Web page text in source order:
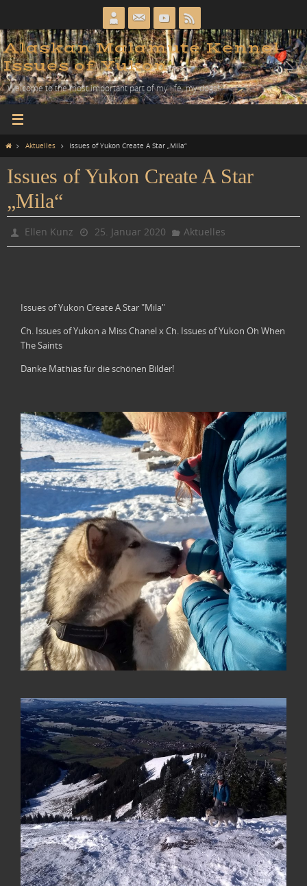
springen
Alaskan Malamute Kennel
Issues of Yukon
Welcome to the most important part of my life, my dogs!
HomeAktuelles Issues of Yukon Create A Star „Mila“
Issues of Yukon Create A Star
„Mila“
Ellen Kunz 25. Januar 2020 Aktuelles
Issues of Yukon Create A Star "Mila"
Ch. Issues of Yukon a Miss Chanel x Ch. Issues of Yukon Oh When
The Saints
Danke Mathias für die schönen Bilder!